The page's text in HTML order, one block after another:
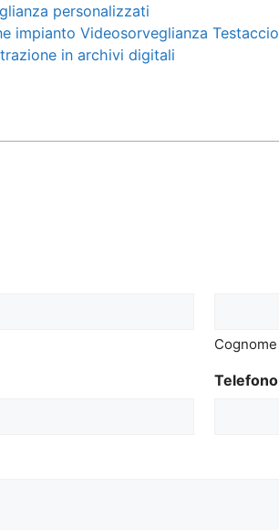
personalizzati
impianto Videosorveglianza Testaccio
in archivi digitali
Cognome
Telefono